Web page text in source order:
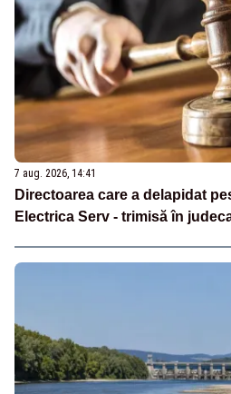
7 aug. 2026, 14:41
Directoarea care a delapidat
Electrica Serv - trimisă în